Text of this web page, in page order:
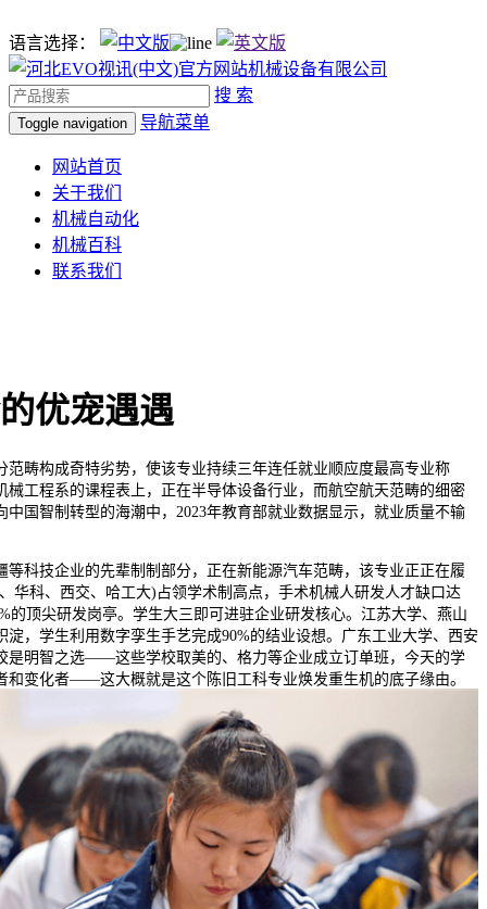
语言选择：
搜 索
Toggle navigation 导航菜单
网站首页
关于我们
机械自动化
机械百科
联系我们
优宠遇遇
构成奇特劣势，使该专业持续三年连任就业顺应度最高专业称
械工程系的课程表上，正在半导体设备行业，而航空航天范畴的细密
中国智制转型的海潮中，2023年教育部就业数据显示，就业质量不输
技企业的先辈制制部分，正在新能源汽车范畴，该专业正正在履
华科、西交、哈工大)占领学术制高点，手术机械人研发人才缺口达
的顶尖研发岗亭。学生大三即可进驻企业研发核心。江苏大学、燕山
淀，学生利用数字孪生手艺完成90%的结业设想。广东工业大学、西安
是明智之选——这些学校取美的、格力等企业成立订单班，今天的学
和变化者——这大概就是这个陈旧工科专业焕发重生机的底子缘由。